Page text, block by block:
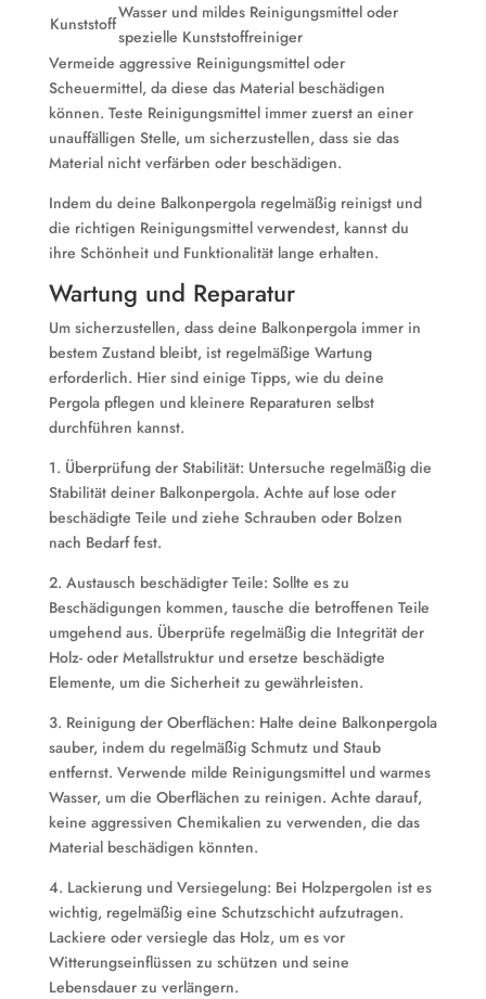
Kunststoff
Wasser und mildes Reinigungsmittel oder
spezielle Kunststoffreiniger
Vermeide aggressive Reinigungsmittel oder
Scheuermittel, da diese das Material beschädigen
können. Teste Reinigungsmittel immer zuerst an einer
unauffälligen Stelle, um sicherzustellen, dass sie das
Material nicht verfärben oder beschädigen.
Indem du deine Balkonpergola regelmäßig reinigst und
die richtigen Reinigungsmittel verwendest, kannst du
ihre Schönheit und Funktionalität lange erhalten.
Wartung und Reparatur
Um sicherzustellen, dass deine Balkonpergola immer in
bestem Zustand bleibt, ist regelmäßige Wartung
erforderlich. Hier sind einige Tipps, wie du deine
Pergola pflegen und kleinere Reparaturen selbst
durchführen kannst.
1. Überprüfung der Stabilität: Untersuche regelmäßig die
Stabilität deiner Balkonpergola. Achte auf lose oder
beschädigte Teile und ziehe Schrauben oder Bolzen
nach Bedarf fest.
2. Austausch beschädigter Teile: Sollte es zu
Beschädigungen kommen, tausche die betroffenen Teile
umgehend aus. Überprüfe regelmäßig die Integrität der
Holz- oder Metallstruktur und ersetze beschädigte
Elemente, um die Sicherheit zu gewährleisten.
3. Reinigung der Oberflächen: Halte deine Balkonpergola
sauber, indem du regelmäßig Schmutz und Staub
entfernst. Verwende milde Reinigungsmittel und warmes
Wasser, um die Oberflächen zu reinigen. Achte darauf,
keine aggressiven Chemikalien zu verwenden, die das
Material beschädigen könnten.
4. Lackierung und Versiegelung: Bei Holzpergolen ist es
wichtig, regelmäßig eine Schutzschicht aufzutragen.
Lackiere oder versiegle das Holz, um es vor
Witterungseinflüssen zu schützen und seine
Lebensdauer zu verlängern.